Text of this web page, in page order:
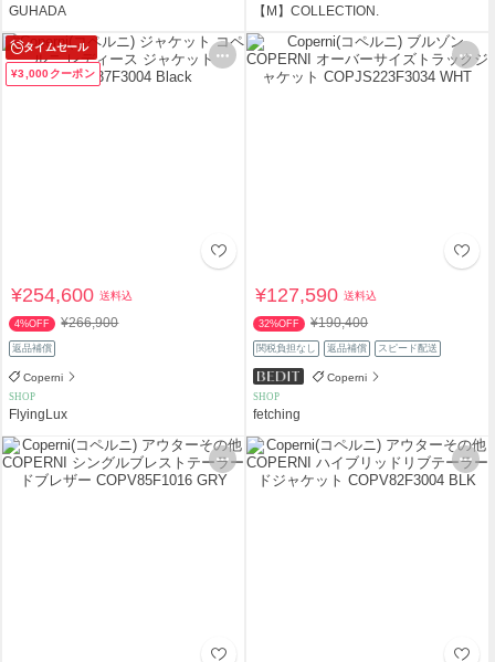
GUHADA 【M】COLLECTION.
タイムセール
¥3,000クーポン
¥254,600送料込
4%OFF ¥266,900
返品補償
Coperni
SHOP
FlyingLux
¥127,590送料込
32%OFF ¥190,400
関税負担なし 返品補償 スピード配送
Coperni
SHOP
fetching